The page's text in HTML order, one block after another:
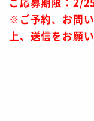
※ご予約、お問
上、送信をお願